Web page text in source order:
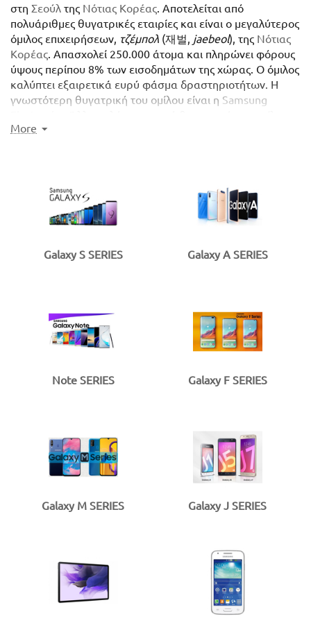
στη Σεούλ της Νότιας Κορέας. Αποτελείται από
πολυάριθμες θυγατρικές εταιρίες και είναι ο μεγαλύτερος
όμιλος επιχειρήσεων, τζέμπολ (재벌, jaebeol), της Νότιας
Κορέας. Απασχολεί 250.000 άτομα και πληρώνει φόρους
ύψους περίπου 8% των εισοδημάτων της χώρας. Ο όμιλος
καλύπτει εξαιρετικά ευρύ φάσμα δραστηριοτήτων. Η
γνωστότερη θυγατρική του ομίλου είναι η Samsung
είναι ηSamsung Heavy Industries
More
Galaxy S SERIES Galaxy A SERIES
Note SERIES Galaxy F SERIES
Galaxy M SERIES Galaxy J SERIES